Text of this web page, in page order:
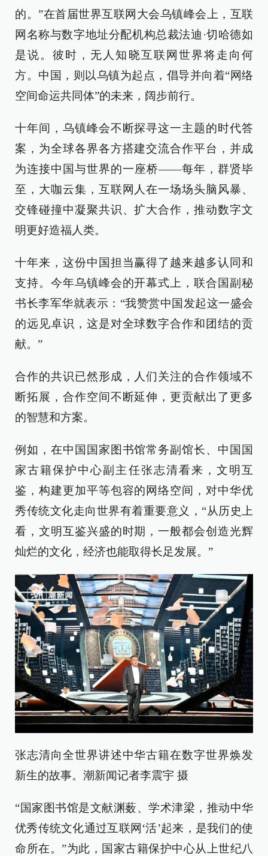
的。”在首届世界互联网大会乌镇峰会上，互联
网名称与数字地址分配机构总裁法迪·切哈德如
是说。彼时，无人知晓互联网世界将走向何
方。中国，则以乌镇为起点，倡导并向着“网络
空间命运共同体”的未来，阔步前行。
十年间，乌镇峰会不断探寻这一主题的时代答
案，为全球各界各方搭建交流合作平台，并成
为连接中国与世界的一座桥——每年，群贤毕
至，大咖云集，互联网人在一场场头脑风暴、
交锋碰撞中凝聚共识、扩大合作，推动数字文
明更好造福人类。
十年来，这份中国担当赢得了越来越多认同和
支持。今年乌镇峰会的开幕式上，联合国副秘
书长李军华就表示：“我赞赏中国发起这一盛会
的远见卓识，这是对全球数字合作和团结的贡
献。”
合作的共识已然形成，人们关注的合作领域不
断拓展，合作空间不断延伸，更贡献出了更多
的智慧和方案。
例如，在中国国家图书馆常务副馆长、中国国
家古籍保护中心副主任张志清看来，文明互
鉴，构建更加平等包容的网络空间，对中华优
秀传统文化走向世界有着重要意义，“从历史上
看，文明互鉴兴盛的时期，一般都会创造光辉
灿烂的文化，经济也能取得长足发展。”
张志清向全世界讲述中华古籍在数字世界焕发
新生的故事。潮新闻记者李震宇 摄
“国家图书馆是文献渊薮、学术津梁，推动中华
优秀传统文化通过互联网‘活’起来，是我们的使
命所在。”为此，国家古籍保护中心从上世纪八